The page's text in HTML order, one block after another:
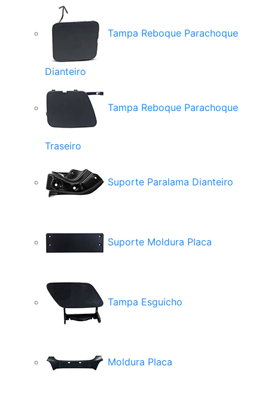
Tampa Reboque Parachoque
Dianteiro
Tampa Reboque Parachoque
Traseiro
Suporte Paralama Dianteiro
Suporte Moldura Placa
Tampa Esguicho
Moldura Placa